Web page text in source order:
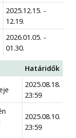
2025.12.15. -
12.19.
2026.01.05. -
01.30.
Határidők
2025.08.18.
23:59
2025.08.10.
23:59